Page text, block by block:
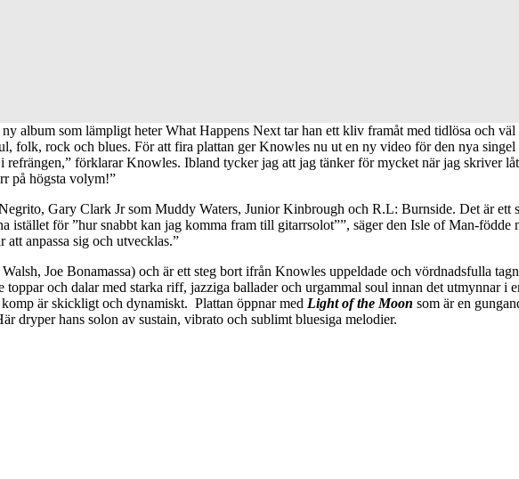
album som lämpligt heter What Happens Next tar han ett kliv framåt med tidlösa och väl
folk, rock och blues. För att fira plattan ger Knowles nu ut en ny video för den nya
förklarar Knowles. Ibland tycker jag att jag tänker för mycket när jag skriver
på högsta volym!”
Gary Clark Jr som Muddy Waters, Junior Kinbrough och R.L: Burnside. Det är ett
istället för ”hur snabbt kan jag komma fram till gitarrsolot””, säger den Isle of Man-födde
anpassa sig och utvecklas.”
Joe Bonamassa) och är ett steg bort ifrån Knowles uppeldade och vördnadsfulla
och dalar med starka riff, jazziga ballader och urgammal soul innan det utmynnar i
är skickligt och dynamiskt. Plattan öppnar med Light of the Moon som är en
dryper hans solon av sustain, vibrato och sublimt bluesiga melodier.